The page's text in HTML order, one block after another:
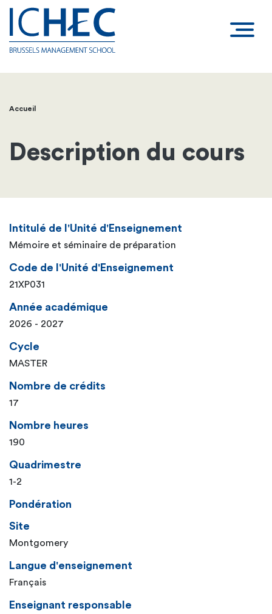
Fil
d'Ariane
Accueil
Description du cours
Intitulé de l'Unité d'Enseignement
Mémoire et séminaire de préparation
Code de l'Unité d'Enseignement
21XP031
Année académique
2026 - 2027
Cycle
MASTER
Nombre de crédits
17
Nombre heures
190
Quadrimestre
1-2
Pondération
Site
Montgomery
Langue d'enseignement
Français
Enseignant responsable